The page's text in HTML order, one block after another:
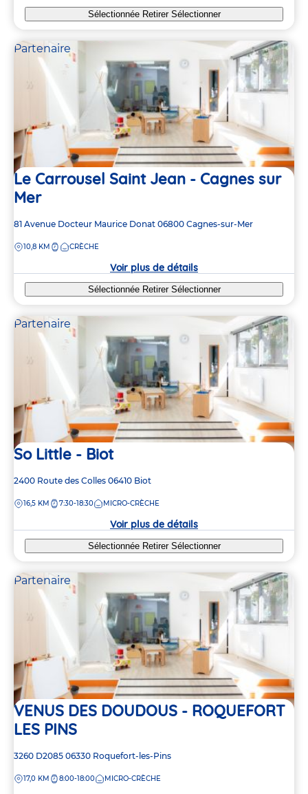
Sélectionnée Retirer Sélectionner
Partenaire
Le Carrousel Saint Jean - Cagnes sur
Mer
Adresse
la
81 Avenue Docteur Maurice Donat 06800 Cagnes-sur-Mer
DISTANCE
10,8 KM CRÈCHE
Voir plus de détails
Sélectionnée Retirer Sélectionner
Partenaire
So Little - Biot
Adresse
la
2400 Route des Colles 06410 Biot
DISTANCE
16,5 KM 7:30-18:30 MICRO-CRÈCHE
Voir plus de détails
Sélectionnée Retirer Sélectionner
Partenaire
VENUS DES DOUDOUS - ROQUEFORT
LES PINS
Adresse
la
3260 D2085 06330 Roquefort-les-Pins
DISTANCE
17,0 KM 8:00-18:00 MICRO-CRÈCHE